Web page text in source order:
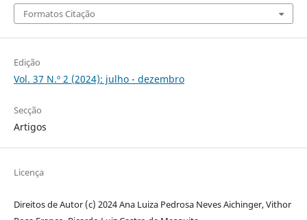
Formatos Citação
Edição
Vol. 37 N.º 2 (2024): julho - dezembro
Secção
Artigos
Licença
Direitos de Autor (c) 2024 Ana Luiza Pedrosa Neves Aichinger, Vithor